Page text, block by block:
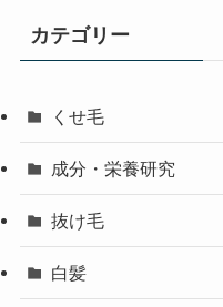
カテゴリー
くせ毛
成分・栄養研究
抜け毛
白髪